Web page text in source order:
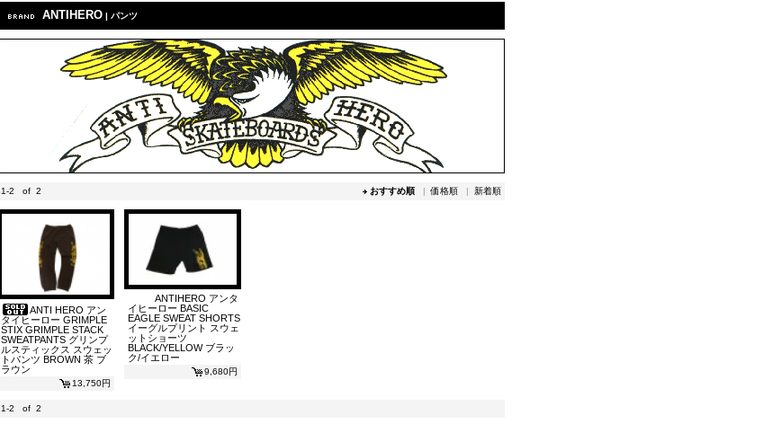
ANTIHERO | パンツ
おすすめ順 |価格順 | 新着順
1-2 of 2
ANTI HERO アン
タイヒーロー GRIMPLE
STIX GRIMPLE STACK
SWEATPANTS グリンプ
ルスティックス スウェッ
トパンツ BROWN 茶 ブ
ラウン
13,750円
ANTIHERO アンタ
イヒーロー BASIC
EAGLE SWEAT SHORTS
イーグルプリント スウェ
ットショーツ
BLACK/YELLOW ブラッ
ク/イエロー
9,680円
1-2 of 2